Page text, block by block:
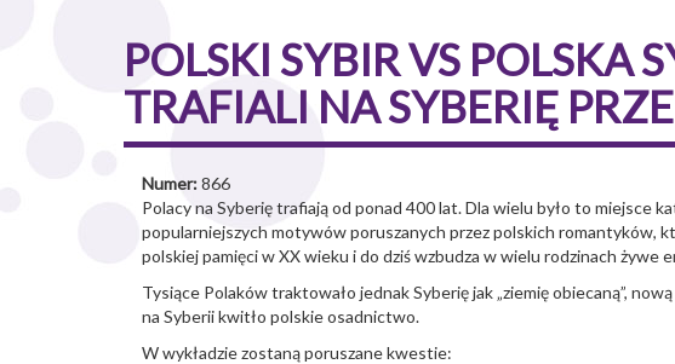
POLSKI SYBIR VS POLSKA
TRAFIALI NA SYBERIĘ
Numer:866
Polacy na Syberię trafiają od ponad 400 lat. Dla wielu było to miejsce
popularniejszych motywów poruszanych przez polskich romantyków,
polskiej pamięci w XX wieku i do dziś wzbudza w wielu rodzinach żywe
Tysiące Polaków traktowało jednak Syberię jak „ziemię obiecaną”,
na Syberii kwitło polskie osadnictwo.
W wykładzie zostaną poruszane kwestie: